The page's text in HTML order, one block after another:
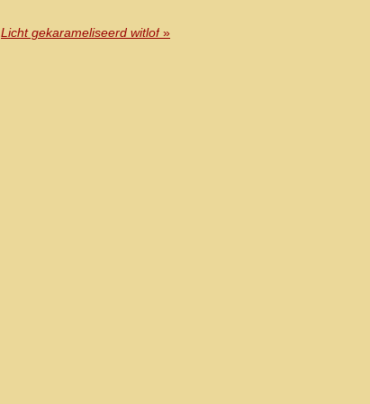
Licht gekarameliseerd witlof »